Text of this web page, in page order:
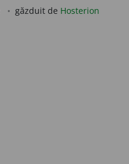
găzduit de Hosterion